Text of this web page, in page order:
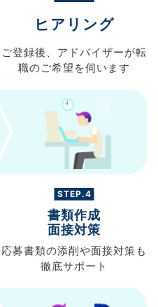
ヒアリング
ご登録後、 アドバイザーが転
職のご希望を伺います
STEP.4
書類作成
面接対策
応募書類の添削や面接対策も
徹底サポート